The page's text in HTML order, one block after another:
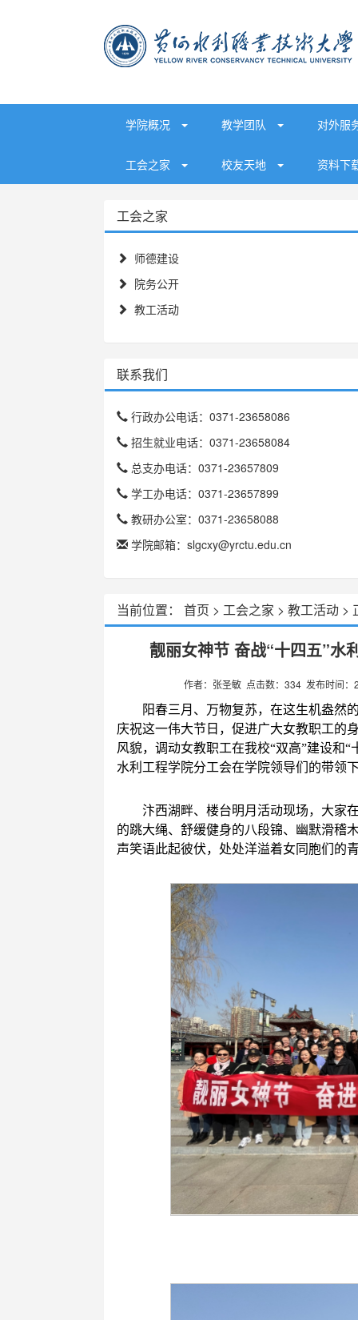
学院概况 教学团队 对外
工会之家 校友天地 资料
工会之家
师德建设
院务公开
教工活动
联系我们
行政办公电话：0371-23658086
招生就业电话：0371-23658084
总支办电话：0371-23657809
学工办电话：0371-23657899
教研办公室：0371-23658088
学院邮箱：slgcxy@yrctu.edu.cn
当前位置： 首页 > 工会之家 > 教工活动 >
靓丽女神节 奋战“十四五”​水
作者：张圣敏 点击数： 334发布时间：
阳春三月、万物复苏，在这生机盎然
庆祝这一伟大节日，促进广大女教职工的
风貌，调动女教职工在我校“双高”建设和
水利工程学院分工会在学院领导们的带领
汴西湖畔、楼台明月活动现场，大家
的跳大绳、舒缓健身的八段锦、幽默滑稽
声笑语此起彼伏，处处洋溢着女同胞们的